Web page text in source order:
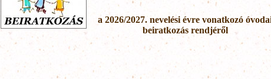
a 2026/2027. nevelési évre vonatkozó
beiratkozás rendjéről